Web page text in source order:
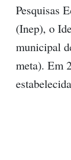
Pesquisas
(Inep), o
municipal
meta). Em